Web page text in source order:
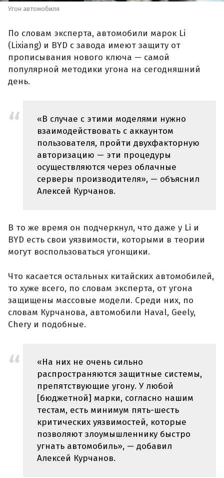
Угон автомобиля
По словам эксперта, автомобили марок Li
(Lixiang) и BYD с завода имеют защиту от
прописывания нового ключа — самой
популярной методики угона на сегодняшний
день.
«В случае с этими моделями нужно
взаимодействовать с аккаунтом
пользователя, пройти двухфакторную
авторизацию — эти процедуры
осуществляются через облачные
серверы производителя», — объяснил
Алексей Курчанов.
В то же время он подчеркнул, что даже у Li и
BYD есть свои уязвимости, которыми в теории
могут воспользоваться угонщики.
Что касается остальных китайских автомобилей,
то хуже всего, по словам эксперта, от угона
защищены массовые модели. Среди них, по
словам Курчанова, автомобили Haval, Geely,
Chery и подобные.
«На них не очень сильно
распространяются защитные системы,
препятствующие угону. У любой
[бюджетной] марки, согласно нашим
тестам, есть минимум пять-шесть
критических уязвимостей, которые
позволяют злоумышленнику быстро
угнать автомобиль», — добавил
Алексей Курчанов.